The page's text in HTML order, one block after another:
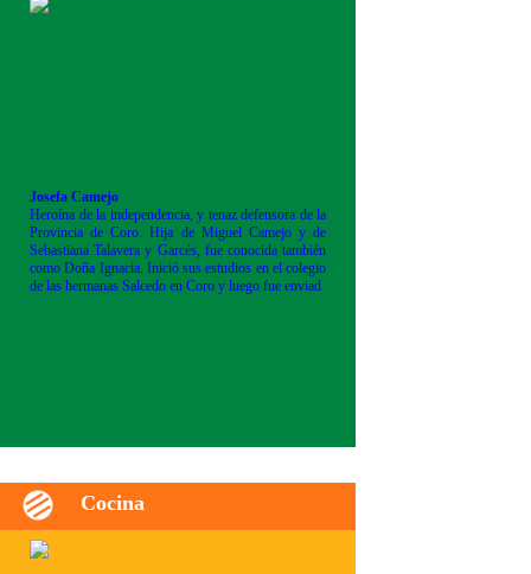
Josefa Camejo
Heroína de la independencia, y tenaz defensora de la
Provincia de Coro. Hija de Miguel Camejo y de
Sebastiana Talavera y Garcés, fue conocida también
como Doña Ignacia. Inició sus estudios en el colegio
de las hermanas Salcedo en Coro y luego fue enviad
Cocina